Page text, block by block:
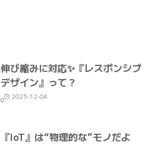
伸び縮みに対応✨『レスポンシブ
デザイン』って？
0 2025-12-04
『IoT』は“物理的な”モノだよ